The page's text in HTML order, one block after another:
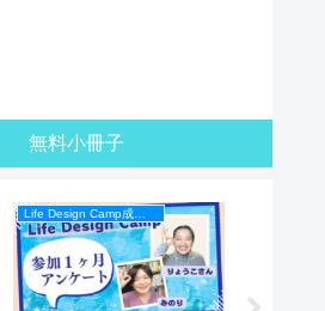
無料小冊子
Life Design Camp成果事例